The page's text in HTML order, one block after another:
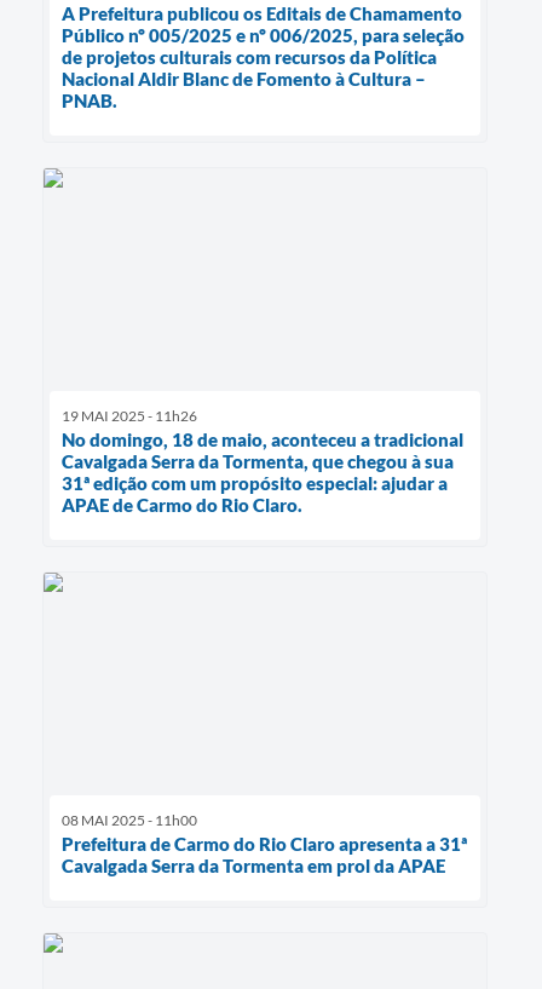
A Prefeitura publicou os Editais de Chamamento
Público nº 005/2025 e nº 006/2025, para seleção
de projetos culturais com recursos da Política
Nacional Aldir Blanc de Fomento à Cultura –
PNAB.
19 MAI 2025 - 11h26
No domingo, 18 de maio, aconteceu a tradicional
Cavalgada Serra da Tormenta, que chegou à sua
31ª edição com um propósito especial: ajudar a
APAE de Carmo do Rio Claro.
08 MAI 2025 - 11h00
Prefeitura de Carmo do Rio Claro apresenta a 31ª
Cavalgada Serra da Tormenta em prol da APAE